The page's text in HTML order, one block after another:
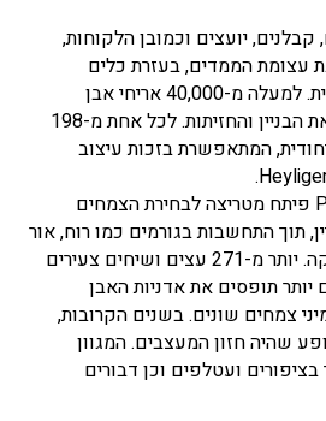
יועצים וכמובן הלקוחות,
עצומת הממדים, בעזרת כלים
דיגיטליים מותאמים אישית. למעלה מ-40,000 אריחי אבן
בגדלים שונים מעטרים את הבניין והחזיתות. לכל אחת מ-198
המתאפשרת בזכות עיצוב
אדריכל הנוף Piet Oudolf פיתח מטריצה ​​לבחירת הצמחים
תוך התחשבות בגורמים כמו רוח, אור
שמש, טמפרטורה ותחזוקה. יותר מ-271 עצים ושיחים צעירים
קטנים יותר תופסים את אדניות האבן
המייצגים 220 מיני צמחים שונים. בשנים הקרובות,
שהיה חזון המעצבים. המגוון
ועטלפים וכן דבורים